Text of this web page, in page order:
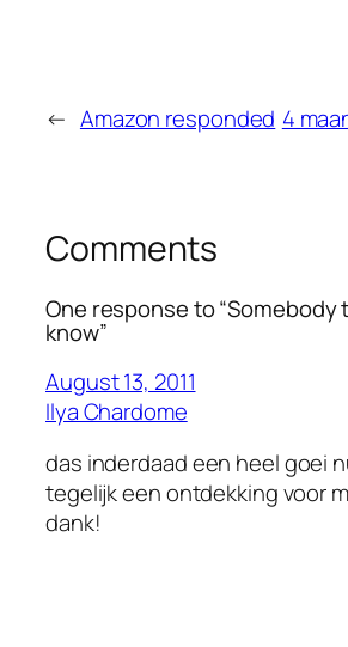
← Amazon responded 4
Comments
One response to “Somebody
know”
August 13, 2011
Ilya Chardome
das inderdaad een heel goei
tegelijk een ontdekking voor
dank!